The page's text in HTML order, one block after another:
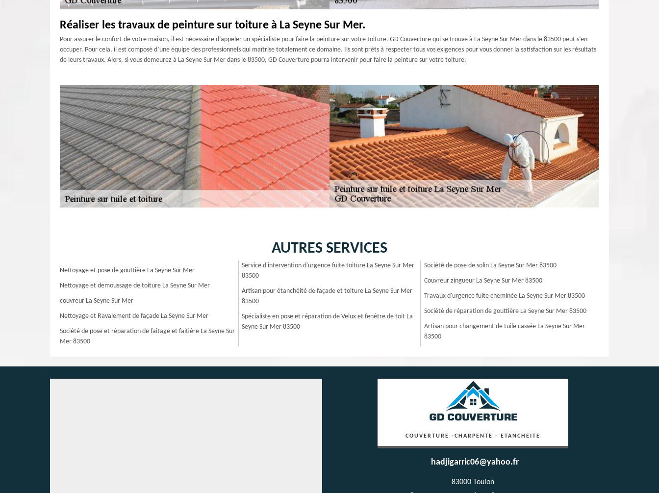
Réaliser les travaux de peinture sur toiture à La Seyne Sur Mer.
Pour assurer le confort de votre maison, il est nécessaire d’appeler un spécialiste pour faire la peinture sur votre toiture. GD Couverture qui se trouve à La Seyne Sur Mer dans le 83500 peut s’en
occuper. Pour cela, il est composé d’une équipe des professionnels qui maîtrise totalement ce domaine. Ils sont prêts à respecter tous vos exigences pour vous donner la satisfaction sur les résultats
de leurs travaux. Alors, si vous demeurez à La Seyne Sur Mer dans le 83500, GD Couverture pourra intervenir pour faire la peinture sur votre toiture.
AUTRES SERVICES
Nettoyage et pose de gouttière La Seyne Sur Mer
Nettoyage et demoussage de toiture La Seyne Sur Mer
couvreur La Seyne Sur Mer
Nettoyage et Ravalement de façade La Seyne Sur Mer
Société de pose et réparation de faitage et faitière La Seyne Sur
Mer 83500
Service d'intervention d'urgence fuite toiture La Seyne Sur Mer
83500
Artisan pour étanchéité de façade et toiture La Seyne Sur Mer
83500
Spécialiste en pose et réparation de Velux et fenêtre de toit La
Seyne Sur Mer 83500
Société de pose de solin La Seyne Sur Mer 83500
Couvreur zingueur La Seyne Sur Mer 83500
Travaux d'urgence fuite cheminée La Seyne Sur Mer 83500
Société de réparation de gouttière La Seyne Sur Mer 83500
Artisan pour changement de tuile cassée La Seyne Sur Mer
83500
COUVERTURE -CHARPENTE - ETANCHEITE
hadjigarric06@yahoo.fr
83000 Toulon